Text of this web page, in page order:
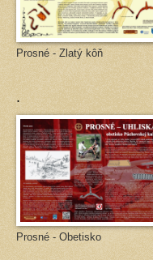
Prosné - Zlatý kôň
.
Prosné - Obetisko